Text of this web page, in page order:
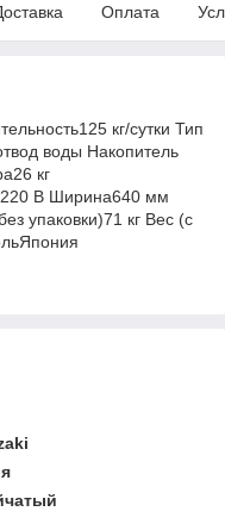
Оплата
кг/сутки Тип
воды Накопитель
кг
В Ширина640 мм
упаковки)71 кг Вес (с